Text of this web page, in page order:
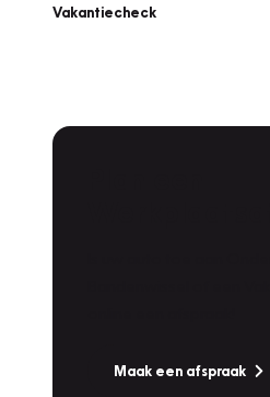
Vakantiecheck
Maak een afspraak